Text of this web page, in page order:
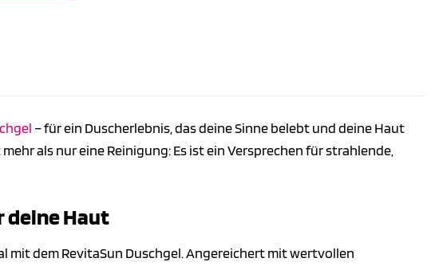
– für ein Duscherlebnis, das deine Sinne belebt und deine Haut
als nur eine Reinigung: Es ist ein Versprechen für strahlende,
deine Haut
dem RevitaSun Duschgel. Angereichert mit wertvollen